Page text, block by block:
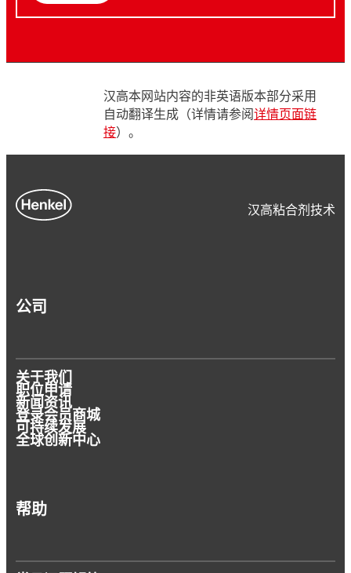
汉高本网站内容的非英语版本部分采用
自动翻译生成（详情请参阅详情页面链
接）。
汉高粘合剂技术
公司
关于我们
职位申请
新闻资讯
登录会员商城
可持续发展
全球创新中心
帮助